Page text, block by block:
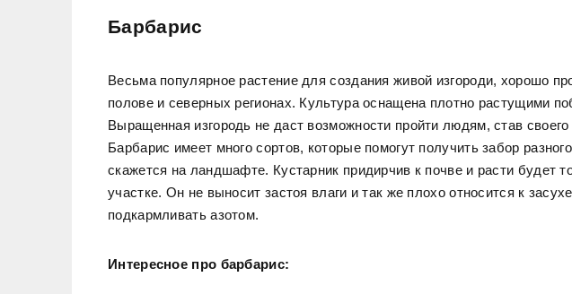
Барбарис
Весьма популярное растение для создания живой изгороди, хорошо
полове и северных регионах. Культура оснащена плотно растущими
Выращенная изгородь не даст возможности пройти людям, став
Барбарис имеет много сортов, которые помогут получить забор
скажется на ландшафте. Кустарник придирчив к почве и расти будет
участке. Он не выносит застоя влаги и так же плохо относится к
подкармливать азотом.
Интересное про барбарис: